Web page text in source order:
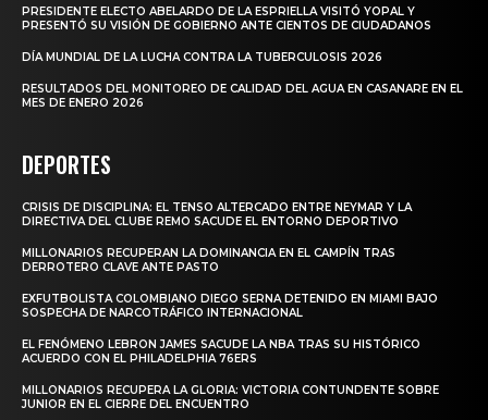
PRESIDENTE ELECTO ABELARDO DE LA ESPRIELLA VISITÓ YOPAL Y
PRESENTÓ SU VISIÓN DE GOBIERNO ANTE CIENTOS DE CIUDADANOS
DÍA MUNDIAL DE LA LUCHA CONTRA LA TUBERCULOSIS 2026
RESULTADOS DEL MONITOREO DE CALIDAD DEL AGUA EN CASANARE EN EL
MES DE ENERO 2026
DEPORTES
CRISIS DE DISCIPLINA: EL TENSO ALTERCADO ENTRE NEYMAR Y LA
DIRECTIVA DEL CLUBE REMO SACUDE EL ENTORNO DEPORTIVO
MILLONARIOS RECUPERAN LA DOMINANCIA EN EL CAMPÍN TRAS
DERROTERO CLAVE ANTE PASTO
EXFUTBOLISTA COLOMBIANO DIEGO SERNA DETENIDO EN MIAMI BAJO
SOSPECHA DE NARCOTRÁFICO INTERNACIONAL
EL FENÓMENO LEBRON JAMES SACUDE LA NBA TRAS SU HISTÓRICO
ACUERDO CON EL PHILADELPHIA 76ERS
MILLONARIOS RECUPERA LA GLORIA: VICTORIA CONTUNDENTE SOBRE
JUNIOR EN EL CIERRE DEL ENCUENTRO